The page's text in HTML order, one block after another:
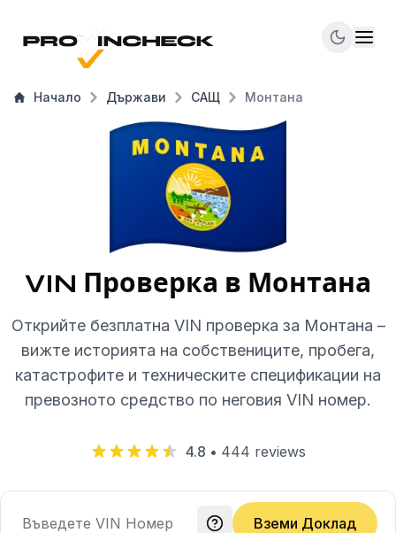
Начало Държави САЩ Монтана
VIN Проверка в Монтана
Открийте безплатна VIN проверка за Монтана –
вижте историята на собствениците, пробега,
катастрофите и техническите спецификации на
превозното средство по неговия VIN номер.
4.8 • 444 reviews
Вземи Доклад